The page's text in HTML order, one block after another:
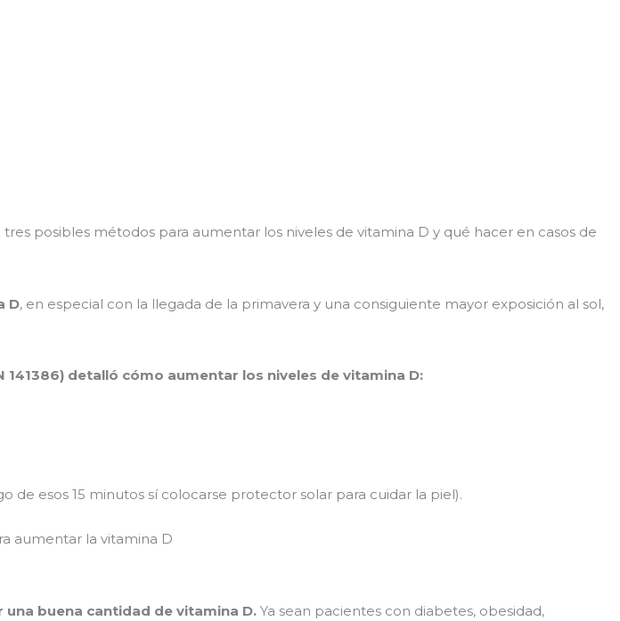
posibles métodos para aumentar los niveles de vitamina D y qué hacer en casos de
D, en especial con la llegada de la primavera y una consiguiente mayor exposición al sol,
detalló cómo aumentar los niveles de vitamina D:
de esos 15 minutos sí colocarse protector solar para cuidar la piel).
aumentar la vitamina D
buena cantidad de vitamina D. Ya sean pacientes con diabetes, obesidad,